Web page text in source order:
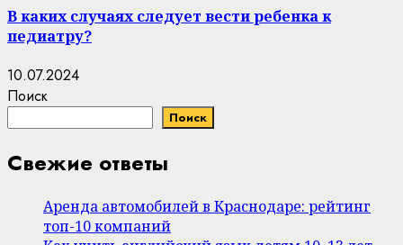
В каких случаях следует вести ребенка к
педиатру?
10.07.2024
Поиск
Поиск
Свежие ответы
Аренда автомобилей в Краснодаре: рейтинг
топ-10 компаний